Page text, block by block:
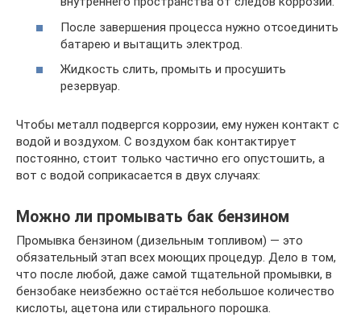
После завершения процесса нужно отсоединить
батарею и вытащить электрод.
Жидкость слить, промыть и просушить
резервуар.
Чтобы металл подвергся коррозии, ему нужен контакт с
водой и воздухом. С воздухом бак контактирует
постоянно, стоит только частично его опустошить, а
вот с водой соприкасается в двух случаях:
Можно ли промывать бак бензином
Промывка бензином (дизельным топливом) — это
обязательный этап всех моющих процедур. Дело в том,
что после любой, даже самой тщательной промывки, в
бензобаке неизбежно остаётся небольшое количество
кислоты, ацетона или стирального порошка.